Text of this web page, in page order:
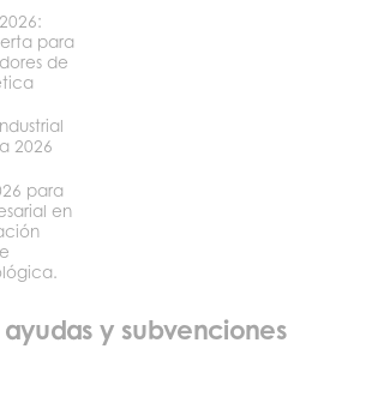
ayudas y subvenciones
para
de
2026
para
en